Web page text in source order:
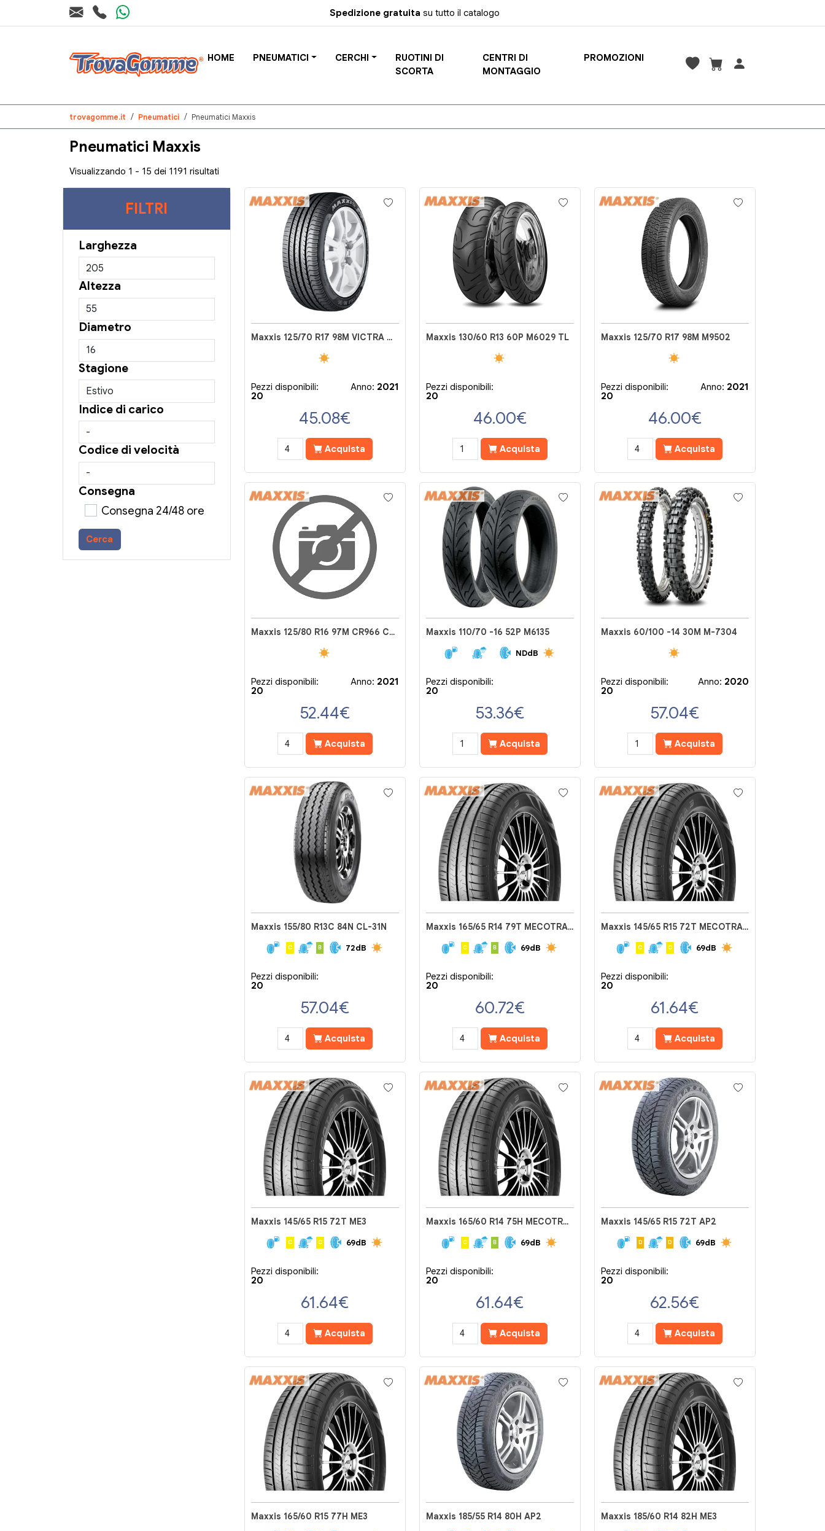
Spedizione gratuita su tutto il catalogo
HOME PNEUMATICI CERCHI
RUOTINI DI
SCORTA
CENTRI DI
MONTAGGIO
PROMOZIONI
trovagomme.it Pneumatici Pneumatici Maxxis
Pneumatici Maxxis
Visualizzando 1 - 15 dei 1191 risultati
FILTRI
Larghezza
Altezza
Diametro
Stagione
Indice di carico
Codice di velocità
Consegna
Consegna 24/48 ore
Cerca
Maxxis 125/70 R17 98M VICTRA M36 RFT
Pezzi disponibili:
20
Anno: 2021
45.08€
Acquista
Maxxis 130/60 R13 60P M6029 TL
Pezzi disponibili:
20
46.00€
Acquista
Maxxis 125/70 R17 98M M9502
Pezzi disponibili:
20
Anno: 2021
46.00€
Acquista
Maxxis 125/80 R16 97M CR966 CHE
Pezzi disponibili:
20
Anno: 2021
52.44€
Acquista
Maxxis 110/70 -16 52P M6135
NDdB
Pezzi disponibili:
20
53.36€
Acquista
Maxxis 60/100 -14 30M M-7304
Pezzi disponibili:
20
Anno: 2020
57.04€
Acquista
Maxxis 155/80 R13C 84N CL-31N
C B 72dB
Pezzi disponibili:
20
57.04€
Acquista
Maxxis 165/65 R14 79T MECOTRA 3 ME3
C B 69dB
Pezzi disponibili:
20
60.72€
Acquista
Maxxis 145/65 R15 72T MECOTRA 3 ME3
C C 69dB
Pezzi disponibili:
20
61.64€
Acquista
Maxxis 145/65 R15 72T ME3
C C 69dB
Pezzi disponibili:
20
61.64€
Acquista
Maxxis 165/60 R14 75H MECOTRA 3 ME3
C B 69dB
Pezzi disponibili:
20
61.64€
Acquista
Maxxis 145/65 R15 72T AP2
D D 69dB
Pezzi disponibili:
20
62.56€
Acquista
Maxxis 165/60 R15 77H ME3 Maxxis 185/55 R14 80H AP2 Maxxis 185/60 R14 82H ME3